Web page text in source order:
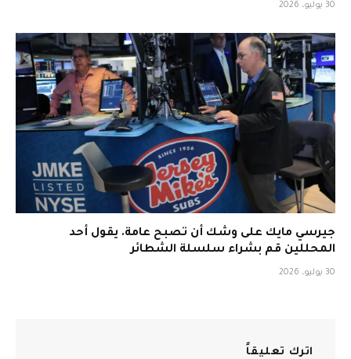
30 يوليو، 2026
جيرسي مايك على وشك أن تصبح عامة. يقول أحد
المحللين قم بشراء سلسلة الشطائر
30 يوليو، 2026
اترك تعليقاً